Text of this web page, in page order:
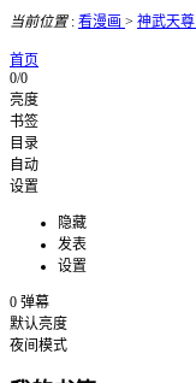
当前位置: 看漫画 > 神武天尊
首页
0/0
亮度
书签
目录
自动
设置
隐藏
发表
设置
0 弹幕
默认亮度
夜间模式